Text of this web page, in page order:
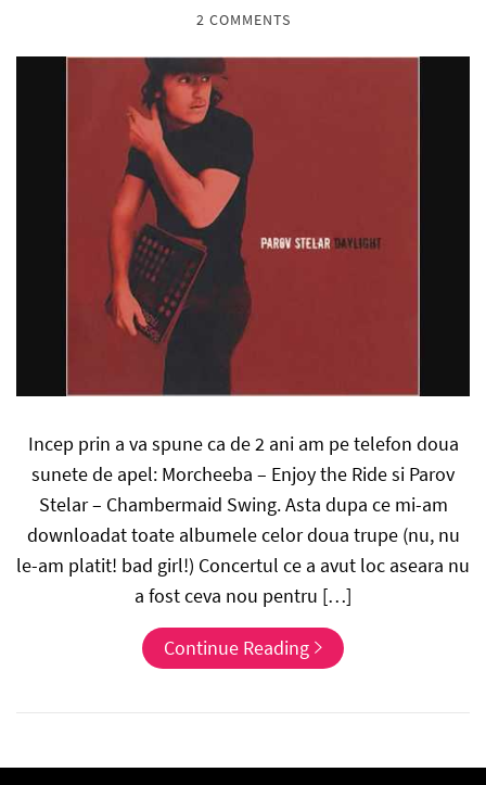
2 COMMENTS
Incep prin a va spune ca de 2 ani am pe telefon doua
sunete de apel: Morcheeba – Enjoy the Ride si Parov
Stelar – Chambermaid Swing. Asta dupa ce mi-am
downloadat toate albumele celor doua trupe (nu, nu
le-am platit! bad girl!) Concertul ce a avut loc aseara nu
a fost ceva nou pentru […]
Continue Reading